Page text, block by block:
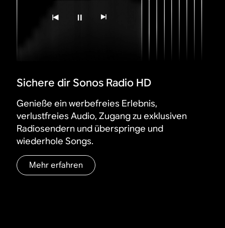
Sichere dir Sonos Radio HD
Genieße ein werbefreies Erlebnis,
verlustfreies Audio, Zugang zu exklusiven
Radiosendern und überspringe und
wiederhole Songs.
Mehr erfahren